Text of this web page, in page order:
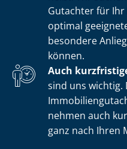
Gutachter für
optimal
besondere
können.
Auch
sind uns wichtig.
nehmen auch
ganz nach Ihren